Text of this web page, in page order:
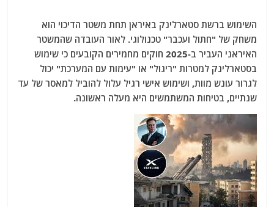
השימוש ברשת סטארלינק באיראן תחת משטר הדיכוי הוא
משחק של "חתול ועכבר" טכנולוגי. לאור העובדה שהמשטר
האיראני העביר ב-2025 חוקים מחמירים הקובעים כי שימוש
בסטארלינק למטרות "ריגול" או "עימות עם המערכת" יכול
לגרור עונש מוות, ושימוש אישי רגיל עלול להוביל למאסר של עד
שנתיים, בטיחות המשתמשים היא מעלה ראשונה.